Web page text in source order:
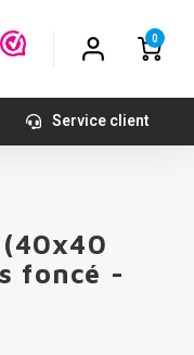
0
Service client
foncé -